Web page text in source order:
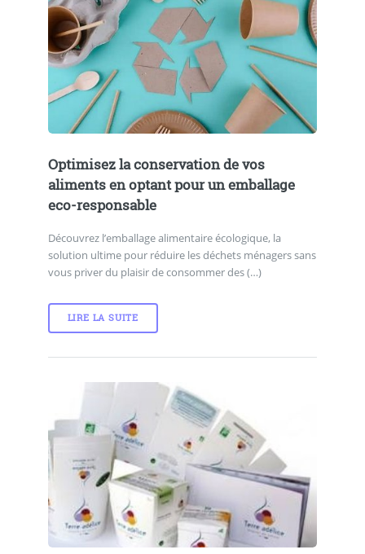
Optimisez la conservation de vos
aliments en optant pour un emballage
eco-responsable
Découvrez l’emballage alimentaire écologique, la
solution ultime pour réduire les déchets ménagers sans
vous priver du plaisir de consommer des (…)
LIRE LA SUITE